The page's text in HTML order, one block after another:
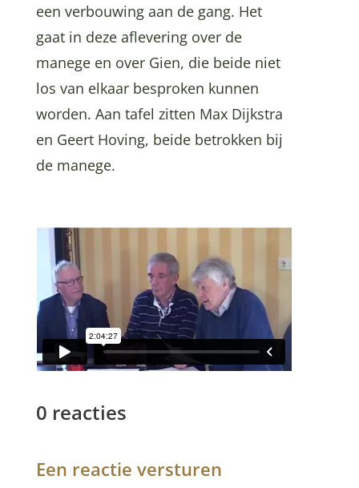
een verbouwing aan de gang. Het
gaat in deze aflevering over de
manege en over Gien, die beide niet
los van elkaar besproken kunnen
worden. Aan tafel zitten Max Dijkstra
en Geert Hoving, beide betrokken bij
de manege.
0 reacties
Een reactie versturen